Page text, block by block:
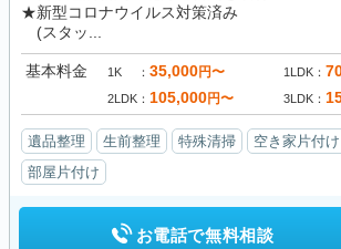
★新型コロナウイルス対策済み
(スタッ...
基本料金 1K 35,000円〜 1LDK
2LDK 105,000円〜 3LDK
遺品整理 生前整理 特殊清掃 空き家片付け
部屋片付け
お電話で無料相談